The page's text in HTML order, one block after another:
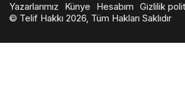
Yazarlarımız Künye Hesabım Gizlilik
© Telif Hakkı 2026, Tüm Hakları Saklıdır